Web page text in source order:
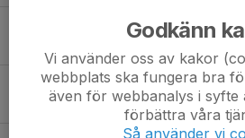
TREKRONORS
13 dec 2025 0
Godkänn
Vi använder oss av kakor
webbplats ska fungera bra
även för webbanalys i syfte
förbättra våra
Så använder vi